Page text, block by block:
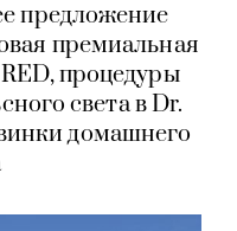
предложение
премиальная
процедуры
света в Dr.
домашнего